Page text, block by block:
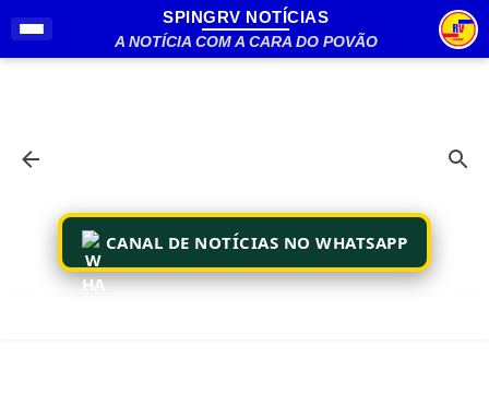
Pular para o conteúdo principal
SPINGRV NOTÍCIAS
A NOTÍCIA COM A CARA DO POVÃO
CANAL DE NOTÍCIAS NO WHATSAPP